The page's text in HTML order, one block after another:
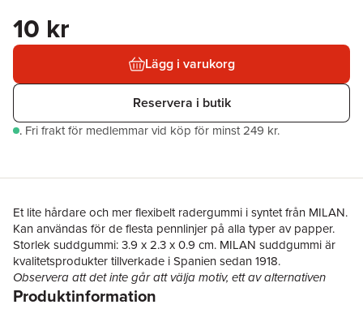
10 kr
Lägg i varukorg
Reservera i butik
. Fri frakt för medlemmar vid köp för minst 249 kr.
Et lite hårdare och mer flexibelt radergummi i syntet från MILAN.
Kan användas för de flesta pennlinjer på alla typer av papper.
Storlek suddgummi: 3.9 x 2.3 x 0.9 cm. MILAN suddgummi är
kvalitetsprodukter tillverkade i Spanien sedan 1918.
Observera att det inte går att välja motiv, ett av alternativen
kommer att levereras.
Produktinformation